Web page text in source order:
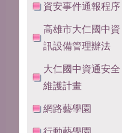
資安事件通報程序
高雄市大仁國中資
訊設備管理辦法
大仁國中資通安全
維護計畫
網路藝學園